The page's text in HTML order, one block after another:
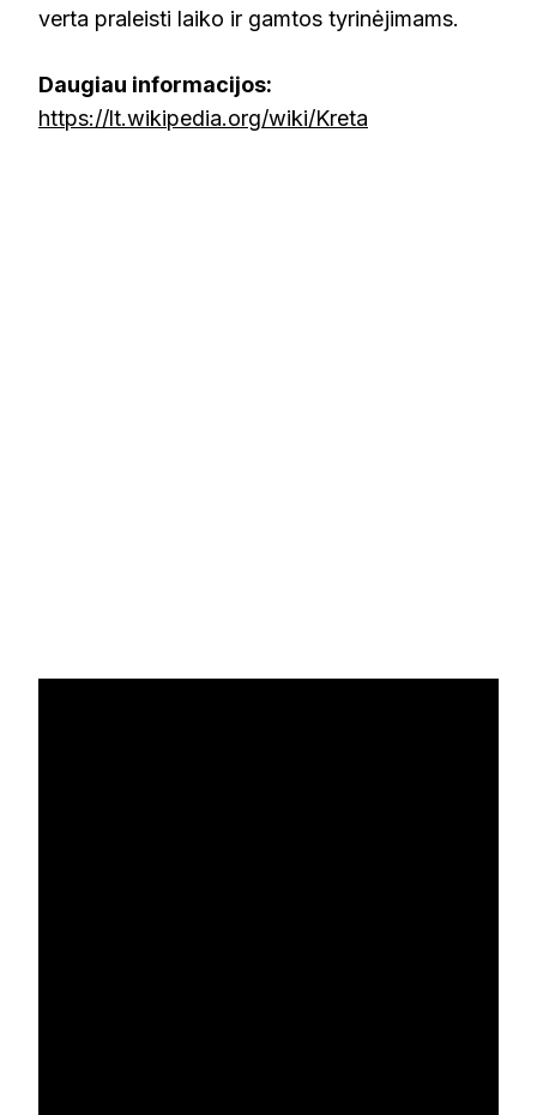
verta praleisti laiko ir gamtos tyrinėjimams.
Daugiau informacijos:
https://lt.wikipedia.org/wiki/Kreta